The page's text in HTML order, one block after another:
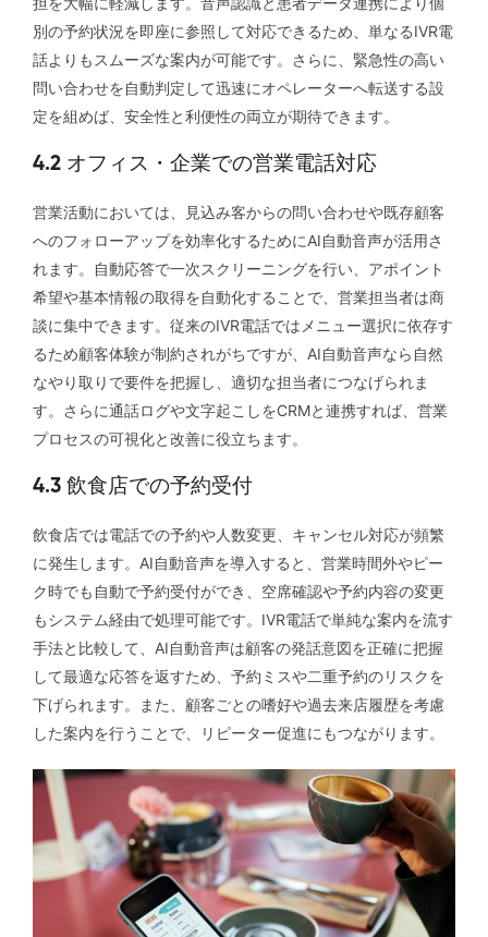
別の予約状況を即座に参照して対応できるため、単なるIVR電
話よりもスムーズな案内が可能です。さらに、緊急性の高い
問い合わせを自動判定して迅速にオペレーターへ転送する設
定を組めば、安全性と利便性の両立が期待できます。
4.2 オフィス・企業での営業電話対応
営業活動においては、見込み客からの問い合わせや既存顧客
へのフォローアップを効率化するためにAI自動音声が活用さ
れます。自動応答で一次スクリーニングを行い、アポイント
希望や基本情報の取得を自動化することで、営業担当者は商
談に集中できます。従来のIVR電話ではメニュー選択に依存す
るため顧客体験が制約されがちですが、AI自動音声なら自然
なやり取りで要件を把握し、適切な担当者につなげられま
す。さらに通話ログや文字起こしをCRMと連携すれば、営業
プロセスの可視化と改善に役立ちます。
4.3 飲食店での予約受付
飲食店では電話での予約や人数変更、キャンセル対応が頻繁
に発生します。AI自動音声を導入すると、営業時間外やピー
ク時でも自動で予約受付ができ、空席確認や予約内容の変更
もシステム経由で処理可能です。IVR電話で単純な案内を流す
手法と比較して、AI自動音声は顧客の発話意図を正確に把握
して最適な応答を返すため、予約ミスや二重予約のリスクを
下げられます。また、顧客ごとの嗜好や過去来店履歴を考慮
した案内を行うことで、リピーター促進にもつながります。